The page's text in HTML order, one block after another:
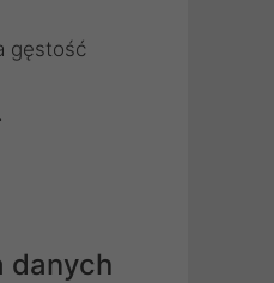
gęstość
danych